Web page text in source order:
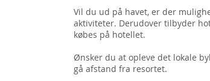
Vil du ud på havet, er der
aktiviteter. Derudover tilbyder
købes på hotellet.
Ønsker du at opleve det lokale
gå afstand fra resortet.